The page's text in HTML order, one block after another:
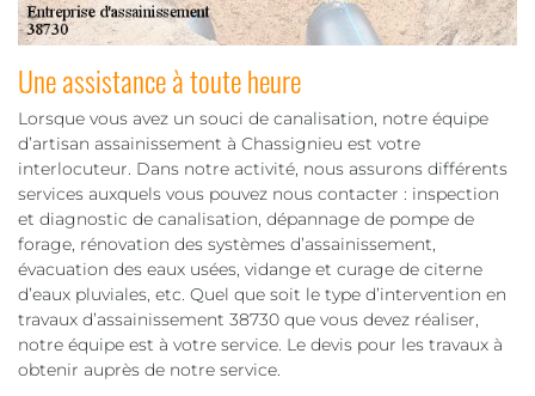
Une assistance à toute heure
Lorsque vous avez un souci de canalisation, notre équipe
d’artisan assainissement à Chassignieu est votre
interlocuteur. Dans notre activité, nous assurons différents
services auxquels vous pouvez nous contacter : inspection
et diagnostic de canalisation, dépannage de pompe de
forage, rénovation des systèmes d’assainissement,
évacuation des eaux usées, vidange et curage de citerne
d’eaux pluviales, etc. Quel que soit le type d’intervention en
travaux d’assainissement 38730 que vous devez réaliser,
notre équipe est à votre service. Le devis pour les travaux à
obtenir auprès de notre service.